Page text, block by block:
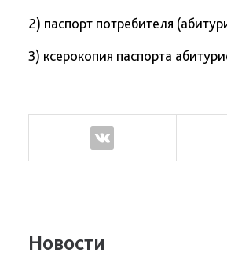
2) паспорт потребителя
3) ксерокопия паспорта
Новости